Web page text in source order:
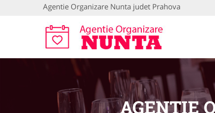
Agentie Organizare Nunta judet Prahova
AGENTIE